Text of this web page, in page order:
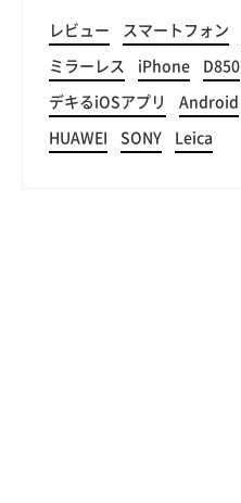
レビュー スマートフォン
ミラーレス iPhone D850
デキるiOSアプリ Android
HUAWEI SONY Leica